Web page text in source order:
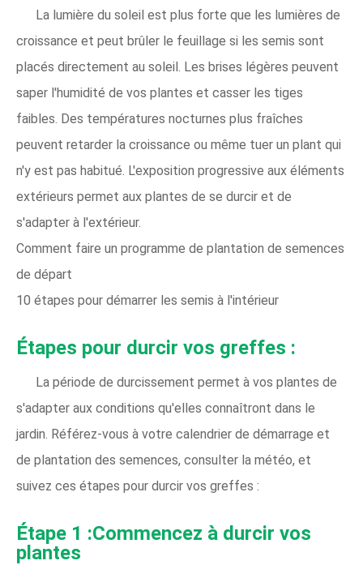
La lumière du soleil est plus forte que les lumières de
croissance et peut brûler le feuillage si les semis sont
placés directement au soleil. Les brises légères peuvent
saper l'humidité de vos plantes et casser les tiges
faibles. Des températures nocturnes plus fraîches
peuvent retarder la croissance ou même tuer un plant qui
n'y est pas habitué. L'exposition progressive aux éléments
extérieurs permet aux plantes de se durcir et de
s'adapter à l'extérieur.
Comment faire un programme de plantation de semences
de départ
10 étapes pour démarrer les semis à l'intérieur
Étapes pour durcir vos greffes :
La période de durcissement permet à vos plantes de
s'adapter aux conditions qu'elles connaîtront dans le
jardin. Référez-vous à votre calendrier de démarrage et
de plantation des semences, consulter la météo, et
suivez ces étapes pour durcir vos greffes :
Étape 1 :Commencez à durcir vos
plantes